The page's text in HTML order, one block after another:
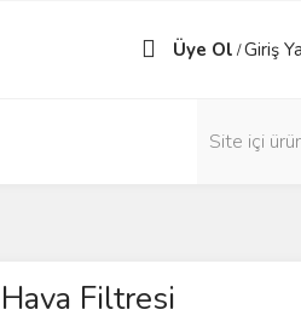
Üye Ol /Giriş
Hava Filtresi